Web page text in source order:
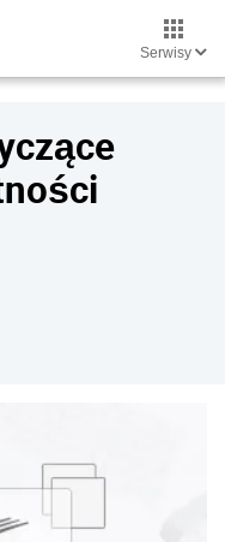
Serwisy